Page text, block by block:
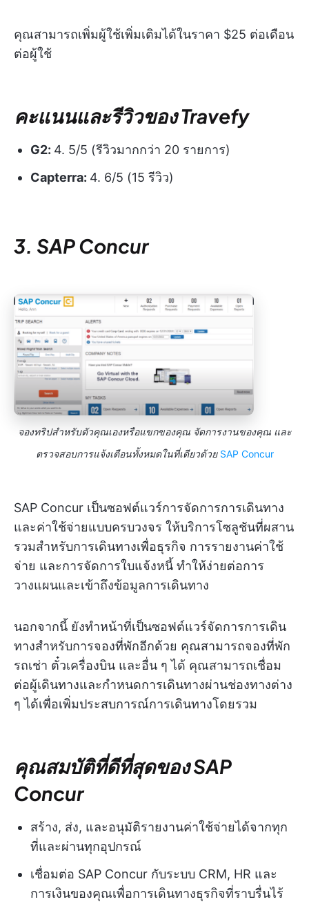
คุณสามารถเพิ่มผู้ใช้เพิ่มเติมได้ในราคา $25 ต่อเดือน
ต่อผู้ใช้
คะแนนและรีวิวของ Travefy
G2: 4. 5/5 (รีวิวมากกว่า 20 รายการ)
Capterra: 4. 6/5 (15 รีวิว)
3. SAP Concur
จองทริปสำหรับตัวคุณเองหรือแขกของคุณ จัดการงานของคุณ และ
ตรวจสอบการแจ้งเตือนทั้งหมดในที่เดียวด้วย SAP Concur
SAP Concur เป็นซอฟต์แวร์การจัดการการเดินทาง
และค่าใช้จ่ายแบบครบวงจร ให้บริการโซลูชันที่ผสาน
รวมสำหรับการเดินทางเพื่อธุรกิจ การรายงานค่าใช้
จ่าย และการจัดการใบแจ้งหนี้ ทำให้ง่ายต่อการ
วางแผนและเข้าถึงข้อมูลการเดินทาง
นอกจากนี้ ยังทำหน้าที่เป็นซอฟต์แวร์จัดการการเดิน
ทางสำหรับการจองที่พักอีกด้วย คุณสามารถจองที่พัก
รถเช่า ตั๋วเครื่องบิน และอื่น ๆ ได้ คุณสามารถเชื่อม
ต่อผู้เดินทางและกำหนดการเดินทางผ่านช่องทางต่าง
ๆ ได้เพื่อเพิ่มประสบการณ์การเดินทางโดยรวม
คุณสมบัติที่ดีที่สุดของ SAP
Concur
สร้าง, ส่ง, และอนุมัติรายงานค่าใช้จ่ายได้จากทุก
ที่และผ่านทุกอุปกรณ์
เชื่อมต่อ SAP Concur กับระบบ CRM, HR และ
การเงินของคุณเพื่อการเดินทางธุรกิจที่ราบรื่นไร้